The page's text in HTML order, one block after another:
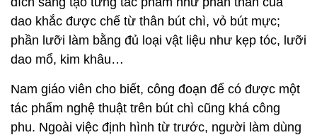
dao khắc được chế từ thân bút chì, vỏ bút mực;
phần lưỡi làm bằng đủ loại vật liệu như kẹp tóc, lưỡi
dao mổ, kim khâu…
Nam giáo viên cho biết, công đoạn để có được một
tác phẩm nghệ thuật trên bút chì cũng khá công
phu. Ngoài việc định hình từ trước, người làm dùng